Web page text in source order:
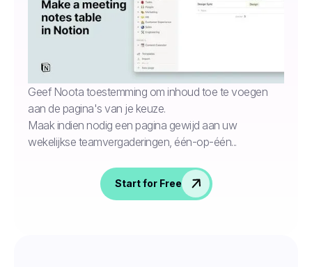
Geef Noota toestemming om inhoud toe te voegen
aan de pagina's van je keuze.
Maak indien nodig een pagina gewijd aan uw
wekelijkse teamvergaderingen, één-op-één...
Start for Free